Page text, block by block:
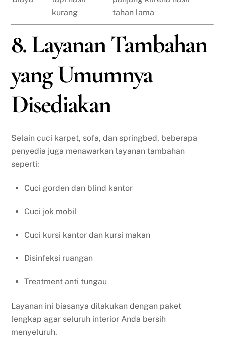
kurang
tahan lama
8. Layanan Tambahan
yang Umumnya
Disediakan
Selain cuci karpet, sofa, dan springbed, beberapa
penyedia juga menawarkan layanan tambahan
seperti:
Cuci gorden dan blind kantor
Cuci jok mobil
Cuci kursi kantor dan kursi makan
Disinfeksi ruangan
Treatment anti tungau
Layanan ini biasanya dilakukan dengan paket
lengkap agar seluruh interior Anda bersih
menyeluruh.